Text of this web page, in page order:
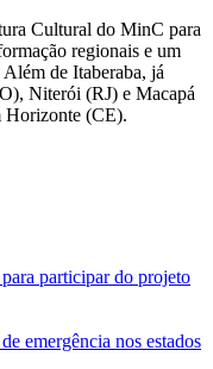
Cultural do MinC para
regionais e um
de Itaberaba, já
Niterói (RJ) e Macapá
Horizonte (CE).
participar do projeto
emergência nos estados